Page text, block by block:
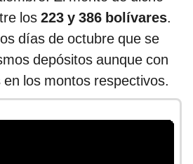
los 223 y 386 bolívares.
días de octubre que se
depósitos aunque con
los montos respectivos.